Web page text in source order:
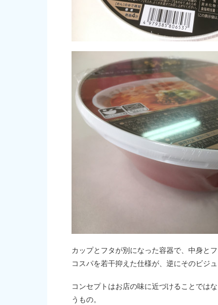
カップとフタが別になった容器で、中身と
コスパを若干抑えた仕様が、逆にそのビジ
コンセプトはお店の味に近づけることでは
うもの。